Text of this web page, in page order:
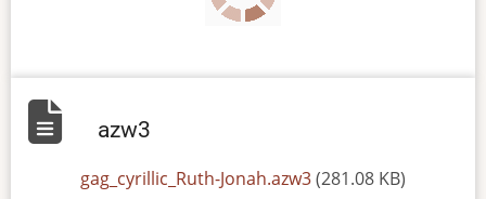
azw3
gag_cyrillic_Ruth-Jonah.azw3(281.08 KB)